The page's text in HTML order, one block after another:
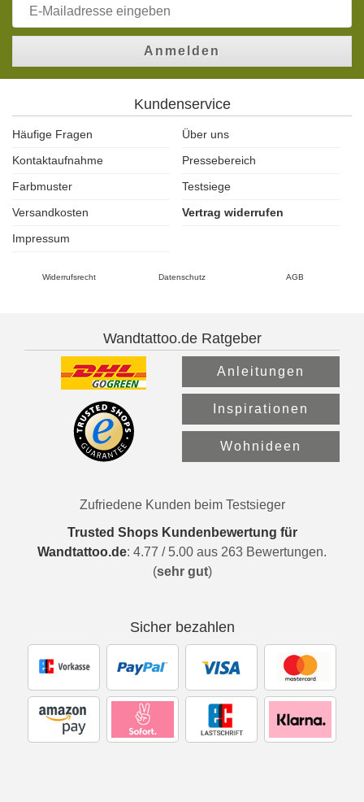
Anmelden
Kundenservice
Häufige Fragen
Über uns
Kontaktaufnahme
Pressebereich
Farbmuster
Testsiege
Versandkosten
Vertrag widerrufen
Impressum
Widerrufsrecht Datenschutz AGB
Wandtattoo.de Ratgeber
Anleitungen
Inspirationen
Wohnideen
Zufriedene Kunden beim Testsieger
Trusted Shops Kundenbewertung für
Wandtattoo.de: 4.77 / 5.00 aus 263 Bewertungen.
(sehr gut)
Sicher bezahlen